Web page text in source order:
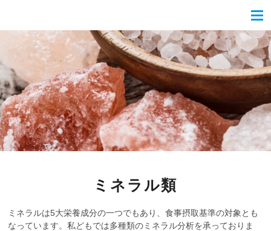
ミネラル類
ミネラルは5大栄養成分の一つでもあり、食事摂取基準の対象とも
なっています。私どもでは多種類のミネラル分析を承っておりま